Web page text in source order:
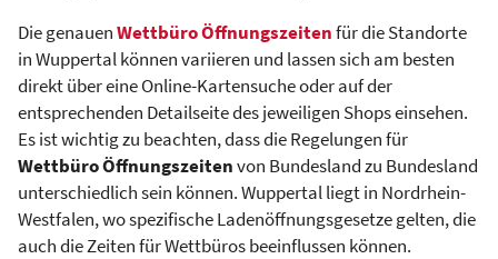
Die genauenWettbüro Öffnungszeitenfür die Standorte
in Wuppertal können variieren und lassen sich am besten
direkt über eine Online-Kartensuche oder auf der
entsprechenden Detailseite des jeweiligen Shops einsehen.
Es ist wichtig zu beachten, dass die Regelungen für
Wettbüro Öffnungszeitenvon Bundesland zu Bundesland
unterschiedlich sein können. Wuppertal liegt in Nordrhein-
Westfalen, wo spezifische Ladenöffnungsgesetze gelten, die
auch die Zeiten für Wettbüros beeinflussen können.